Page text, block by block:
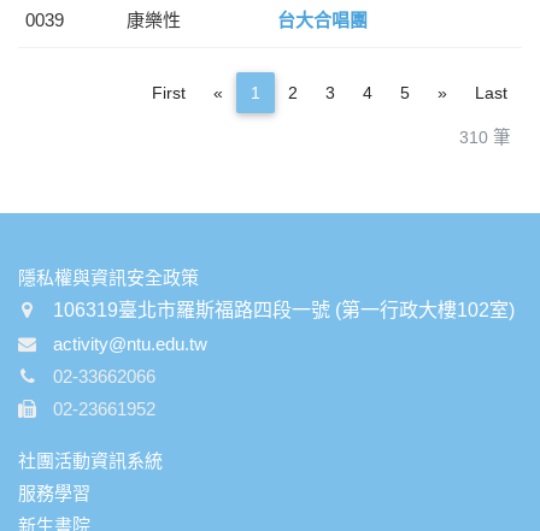
0039 康樂性 台大合唱團
310 筆
First « Previous
1 2 3 4 5 »NextLast
:::
隱私權與資訊安全政策
106319臺北市羅斯福路四段一號 (第一行政大樓102室)
activity@ntu.edu.tw
02-33662066
02-23661952
社團活動資訊系統
服務學習
新生書院